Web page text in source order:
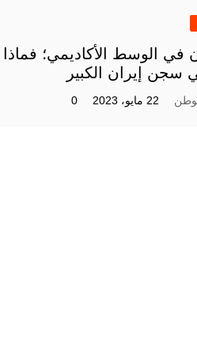
في الوسط الأكاديمي؛ فماذا
سجن إيران الكبير
22 مايو، 2023 0